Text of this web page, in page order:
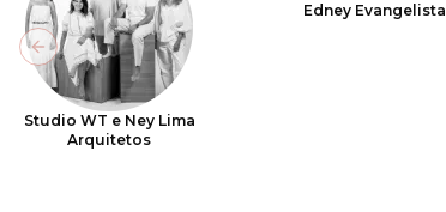
Studio WT e Ney Lima
Arquitetos
Edney Evangelista
Previous slide